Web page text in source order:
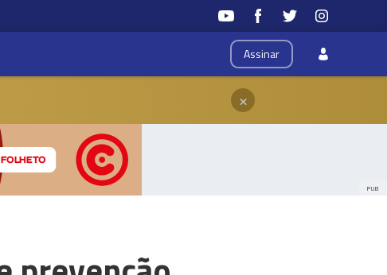
Assinar
×
PUB